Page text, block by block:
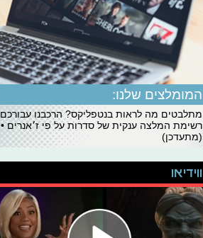
המומלצים שלנו:
מתלבטים מה לראות בנטפליקס? הרכבנו עבורכם
רשימת המלצה ענקית של סדרות על פי ז׳אנרים •
(מתעדכן)
ווידיאו